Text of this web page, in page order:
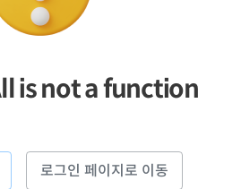
is not a function
로그인 페이지로 이동